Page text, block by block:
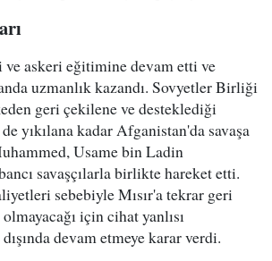
askeri eğitimine devam etti ve
uzmanlık kazandı. Sovyetler Birliği
geri çekilene ve desteklediği
yıkılana kadar Afganistan'da savaşa
Usame bin Ladin
savaşçılarla birlikte hareket etti.
sebebiyle Mısır'a tekrar geri
için cihat yanlısı
devam etmeye karar verdi.